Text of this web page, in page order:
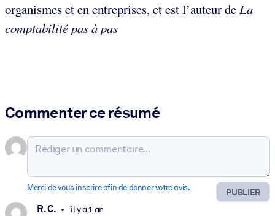
organismes et en entreprises, et est l’auteur deLa
comptabilité pas à pas
Commenter ce résumé
PUBLIER
Merci de vous inscrire afin de donner votre avis.
R. C. il y a 1 an